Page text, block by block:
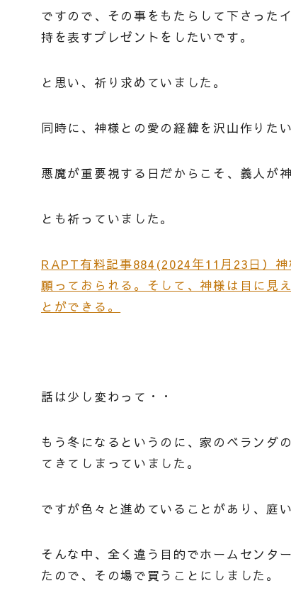
ですので、その事をもたらして下さった
持を表すプレゼントをしたいです。
と思い、祈り求めていました。
同時に、神様との愛の経緯を沢山作りたい
悪魔が重要視する日だからこそ、義人が
とも祈っていました。
RAPT有料記事884(2024年11月23日）
願っておられる。そして、神様は目に見
とができる。
話は少し変わって・・
もう冬になるというのに、家のベランダ
てきてしまっていました。
ですが色々と進めていることがあり、庭
そんな中、全く違う目的でホームセンタ
たので、その場で買うことにしました。